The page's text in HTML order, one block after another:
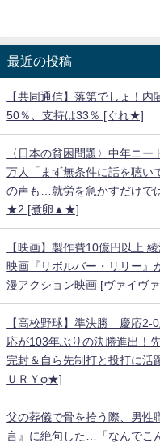
最近の投稿
【共同通信】落第でしょ！内
50％、支持は33％ [ぐれ★]
〈日本の貧困問題〉中年ニー
万人「まず無条件に話を聴い
の声も…就労を急かすだけで
★2 [煮卵▲★]
【映画】製作費10億円以上
映画『リボルバー・リリー』
漫アクション映画 [ヴァイヴ
【高校野球】準決勝 慶応
応が103年ぶりの決勝進出！
完封＆自ら先制打と投打に
ＵＲＹφ★]
父の葬儀で骨を拾う際、男性
言』に絶句した…「なんでこ